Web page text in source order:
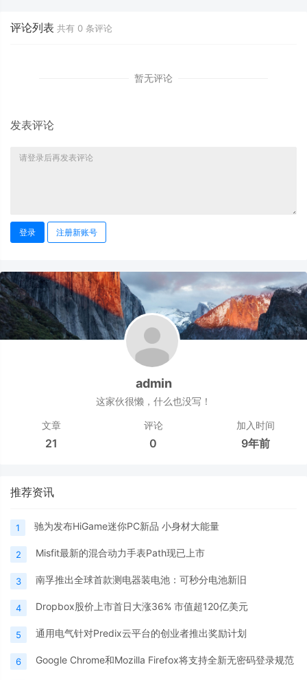
评论列表 共有 0 条评论
暂无评论
发表评论
登录 注册新账号
admin
这家伙很懒，什么也没写！
文章
21
评论
0
加入时间
9年前
推荐资讯
1 驰为发布HiGame迷你PC新品 小身材大能量
2 Misfit最新的混合动力手表Path现已上市
3 南孚推出全球首款测电器装电池：可秒分电池新旧
4 Dropbox股价上市首日大涨36% 市值超120亿美元
5 通用电气针对Predix云平台的创业者推出奖励计划
6 Google Chrome和Mozilla Firefox将支持全新无密码登录规范